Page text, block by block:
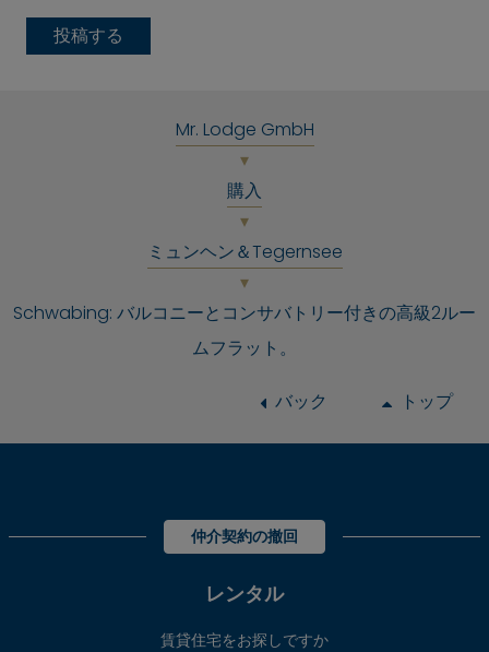
投稿する
Mr. Lodge GmbH
購入
ミュンヘン＆Tegernsee
Schwabing: バルコニーとコンサバトリー付きの高級2ルー
ムフラット。
バック トップ
仲介契約の撤回
レンタル
賃貸住宅をお探しですか